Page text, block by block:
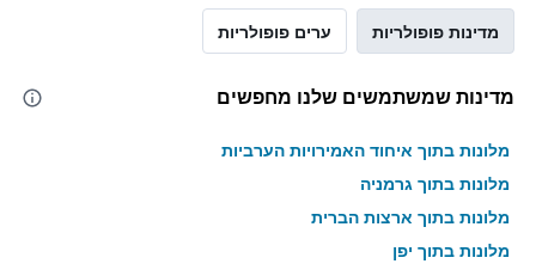
מדינות פופולריות ערים פופולריות
מדינות שמשתמשים שלנו מחפשים
מלונות בתוך איחוד האמירויות הערביות
מלונות בתוך גרמניה
מלונות בתוך ארצות הברית
מלונות בתוך יפן